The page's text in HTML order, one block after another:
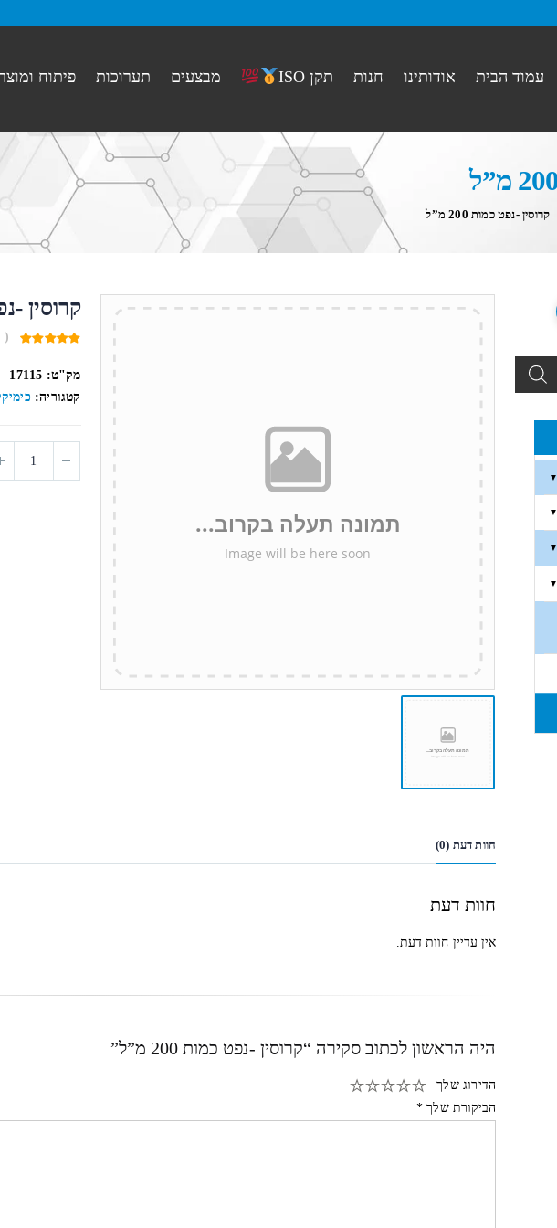
עמוד הבית אודותינו חנות תקן ISO מבצעים תערוכות פיתוח
קרוסין -נפט כמות 200 מ”ל
קרוסין -נפט
out
of
5
(
מק"ט: 17115
קטגוריה:
חוות דעת (0)
חוות דעת
אין עדיין חוות דעת.
היה הראשון לכתוב סקירה “קרוסין -נפט כמות 200 מ”ל”
הדירוג שלך
הביקורת שלך *
▼
▼
▼
▼